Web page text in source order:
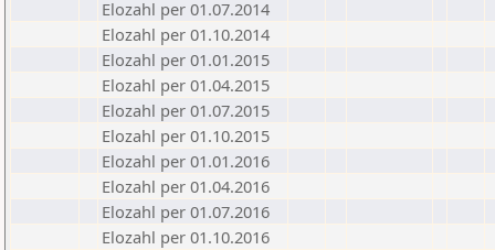
Elozahl per 01.07.2014
Elozahl per 01.10.2014
Elozahl per 01.01.2015
Elozahl per 01.04.2015
Elozahl per 01.07.2015
Elozahl per 01.10.2015
Elozahl per 01.01.2016
Elozahl per 01.04.2016
Elozahl per 01.07.2016
Elozahl per 01.10.2016